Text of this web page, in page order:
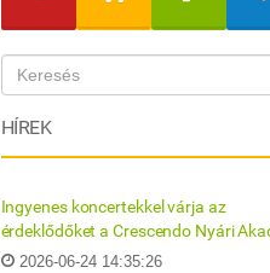
HÍREK
Ingyenes koncertekkel várja az
érdeklődőket a Crescendo Nyári
2026-06-24 14:35:26